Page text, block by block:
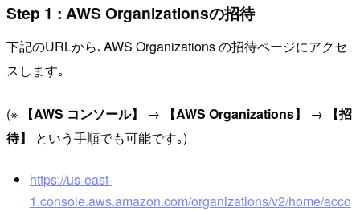
Step 1 : AWS Organizationsの招待
下記のURLから､AWS Organizations の招待ページにアクセ
スします｡
(※ 【AWS コンソール】 → 【AWS Organizations】 →
【招
待】
という手順でも可能です｡)
https://us-east-
1.console.aws.amazon.com/organizations/v2/home/acco